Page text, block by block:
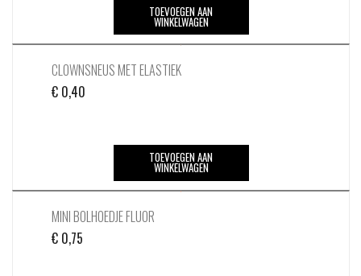
TOEVOEGEN AAN
WINKELWAGEN
CLOWNSNEUS MET ELASTIEK
€ 0,40
TOEVOEGEN AAN
WINKELWAGEN
MINI BOLHOEDJE FLUOR
€ 0,75